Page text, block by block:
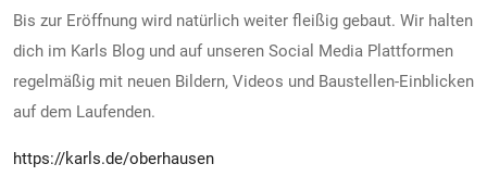
Bis zur Eröffnung wird natürlich weiter fleißig gebaut. Wir halten
dich im Karls Blog und auf unseren Social Media Plattformen
regelmäßig mit neuen Bildern, Videos und Baustellen-Einblicken
auf dem Laufenden.
https://karls.de/oberhausen